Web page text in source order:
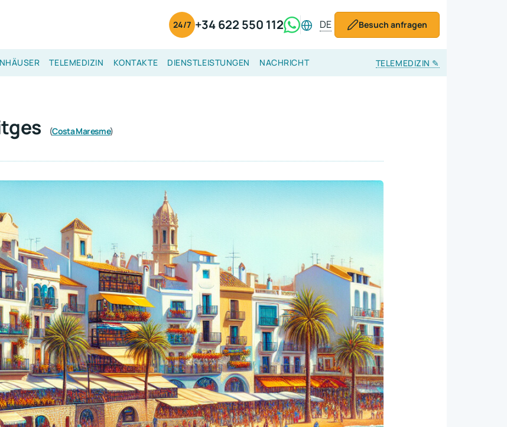
24/7 +34 622 550 112 DE Besuch anfragen
TELEMEDIZIN KONTAKTE DIENSTLEISTUNGEN NACHRICHT TELEMEDIZIN ✎
(Costa Maresme)